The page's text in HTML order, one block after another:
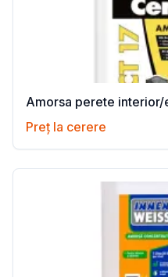
Amorsa perete interior/
Preț la cerere